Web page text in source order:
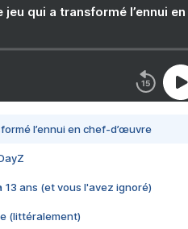
jeu qui a transformé l’ennui
l’ennui en chef-d’œuvre
13 ans (et vous l'avez ignoré)
(littéralement)